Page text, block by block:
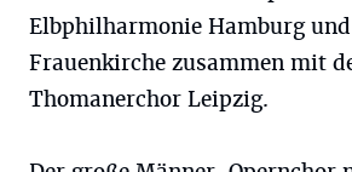
Elbphilharmonie Hamburg
Frauenkirche zusammen mit
Thomanerchor Leipzig.